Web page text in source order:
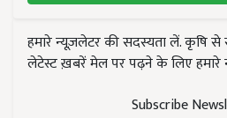
हमारे न्यूज़लेटर की सदस्यता लें. कृषि
लेटेस्ट ख़बरें मेल पर पढ़ने के लिए हमारे
Subscribe